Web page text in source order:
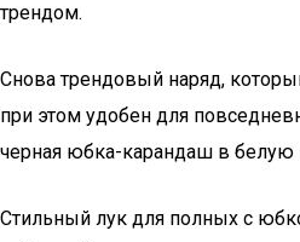
трендом.
Снова трендовый наряд,
при этом удобен для
черная юбка-карандаш в белую
Стильный лук для полных с